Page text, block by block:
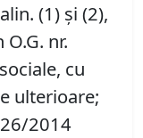
(1) şi (2),
nr.
cu
ulterioare;
2014